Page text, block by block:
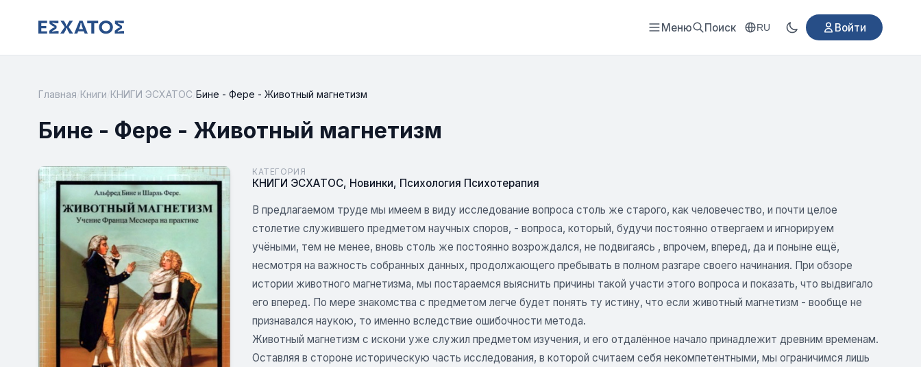
Меню Поиск RU Войти
Главная Книги КНИГИ ЭСХАТОС Бине - Фере - Животный магнетизм
Бине - Фере - Животный магнетизм
КАТЕГОРИЯ
КНИГИ ЭСХАТОС, Новинки, Психология Психотерапия
В предлагаемом труде мы имеем в виду исследование вопроса столь же старого, как человечество, и почти целое
столетие служившего предметом научных споров, - вопроса, который, будучи постоянно отвергаем и игнорируем
учёными, тем не менее, вновь столь же постоянно возрождался, не подвигаясь , впрочем, вперед, да и поныне ещё,
несмотря на важность собранных данных, продолжающего пребывать в полном разгаре своего начинания. При обзоре
истории животного магнетизма, мы постараемся выяснить причины такой участи этого вопроса и показать, что выдвигало
его вперед. По мере знакомства с предметом легче будет понять ту истину, что если животный магнетизм - вообще не
признавался наукою, то именно вследствие ошибочности метода.
Животный магнетизм с искони уже служил предметом изучения, и его отдалённое начало принадлежит древним временам.
Оставляя в стороне историческую часть исследования, в которой считаем себя некомпетентными, мы ограничимся лишь